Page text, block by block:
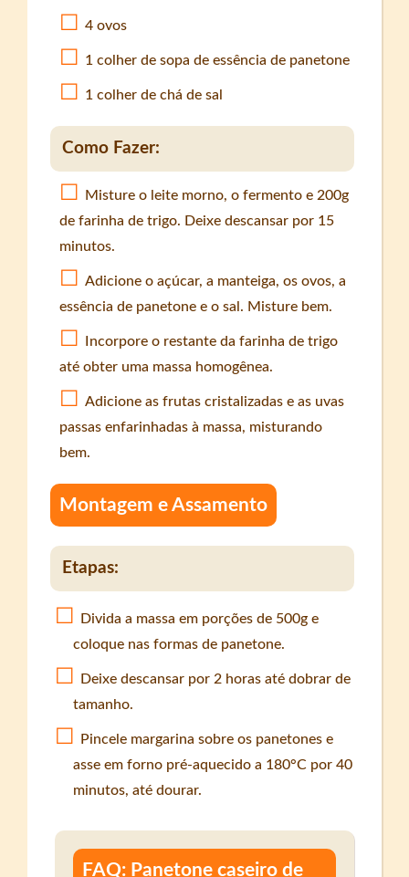
4 ovos
1 colher de sopa de essência de panetone
1 colher de chá de sal
Como Fazer:
Misture o leite morno, o fermento e 200g
de farinha de trigo. Deixe descansar por 15
minutos.
Adicione o açúcar, a manteiga, os ovos, a
essência de panetone e o sal. Misture bem.
Incorpore o restante da farinha de trigo
até obter uma massa homogênea.
Adicione as frutas cristalizadas e as uvas
passas enfarinhadas à massa, misturando
bem.
Montagem e Assamento
Etapas:
Divida a massa em porções de 500g e
coloque nas formas de panetone.
Deixe descansar por 2 horas até dobrar de
tamanho.
Pincele margarina sobre os panetones e
asse em forno pré-aquecido a 180°C por 40
minutos, até dourar.
FAQ: Panetone caseiro de